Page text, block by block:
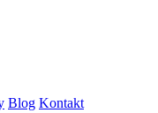
Blog Kontakt